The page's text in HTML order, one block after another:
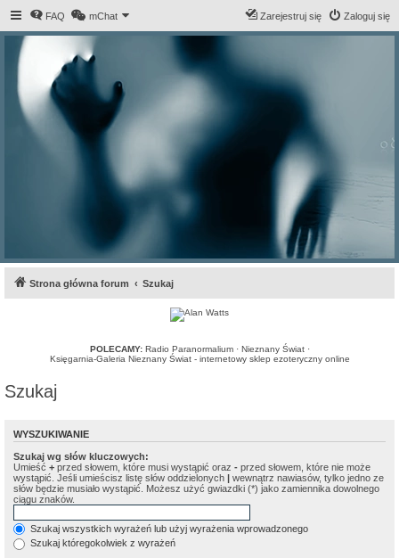
FAQ mChat Zaloguj się
Zarejestruj się
Strona główna forum Szukaj
POLECAMY: Radio Paranormalium· Nieznany Świat·
Księgarnia-Galeria Nieznany Świat - internetowy sklep ezoteryczny online
Szukaj
WYSZUKIWANIE
Szukaj wg słów kluczowych:
Umieść + przed słowem, które musi wystąpić oraz - przed słowem, które nie może
wystąpić. Jeśli umieścisz listę słów oddzielonych | wewnątrz nawiasów, tylko jedno ze
słów będzie musiało wystąpić. Możesz użyć gwiazdki (*) jako zamiennika dowolnego
ciągu znaków.
Szukaj wszystkich wyrażeń lub użyj wyrażenia wprowadzonego
Szukaj któregokolwiek z wyrażeń